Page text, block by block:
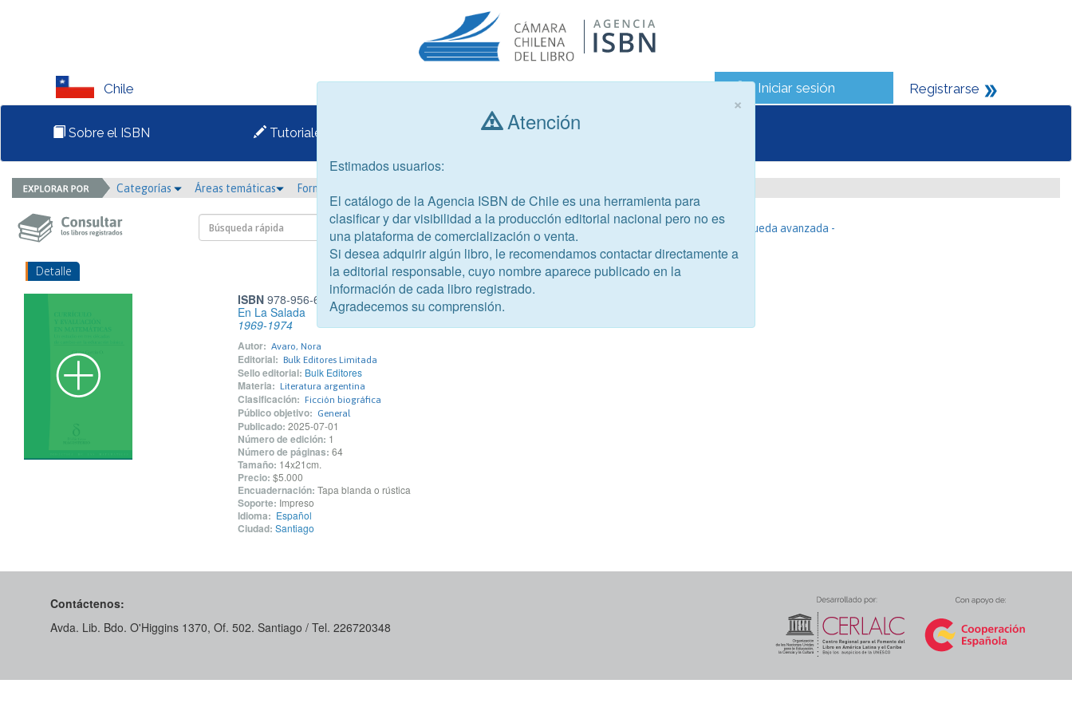
Chile Iniciar sesión Registrarse
Sobre el ISBN Tutoriales Consultar libros
Categorías Áreas temáticas Formato
- Búsqueda avanzada -
Detalle
ISBN978-956-6162-20-9
En La Salada
1969-1974
Autor: Avaro, Nora
Editorial: Bulk Editores Limitada
Sello editorial: Bulk Editores
Materia: Literatura argentina
Clasificación: Ficción biográfica
Público objetivo: General
Publicado: 2025-07-01
Número de edición: 1
Número de páginas: 64
Tamaño: 14x21cm.
Precio: $5.000
Encuadernación: Tapa blanda o rústica
Soporte: Impreso
Idioma: Español
Ciudad: Santiago
Contáctenos:
Avda. Lib. Bdo. O'Higgins 1370, Of. 502. Santiago / Tel. 226720348
×
Atención
Estimados usuarios:
El catálogo de la Agencia ISBN de Chile es una herramienta para
clasificar y dar visibilidad a la producción editorial nacional pero no es
una plataforma de comercialización o venta.
Si desea adquirir algún libro, le recomendamos contactar directamente a
la editorial responsable, cuyo nombre aparece publicado en la
información de cada libro registrado.
Agradecemos su comprensión.